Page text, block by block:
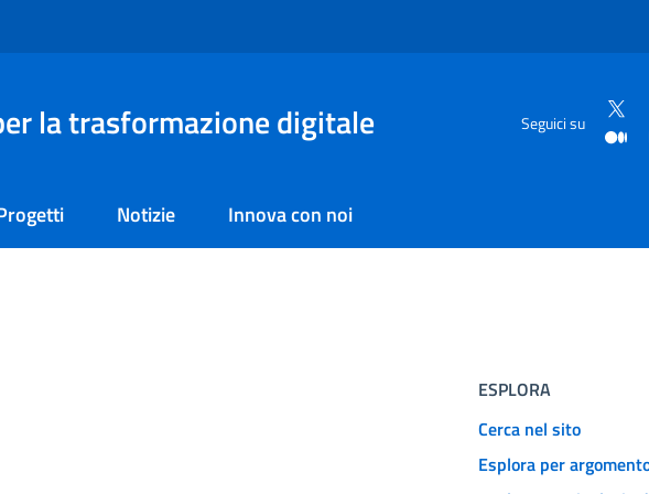
la trasformazione digitale Seguici su
Notizie Innova con noi
ESPLORA
Cerca nel sito
Esplora per